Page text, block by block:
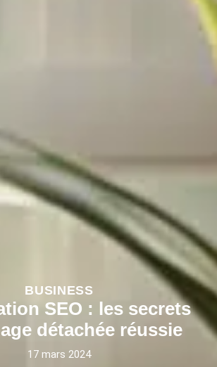
BUSINESS
SEO : les secrets
détachée réussie
17 mars 2024